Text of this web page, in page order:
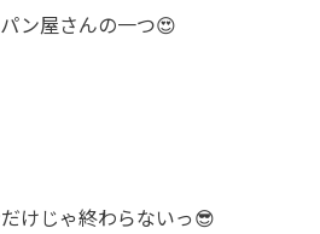
ン屋さんの一つ😍
けじゃ終わらないっ😎